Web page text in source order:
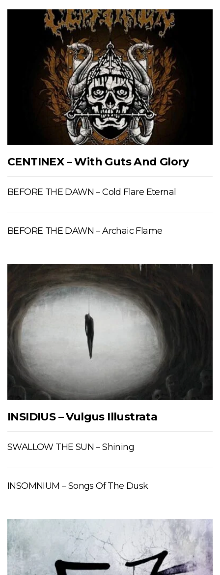
CENTINEX – With Guts And Glory
BEFORE THE DAWN – Cold Flare Eternal
BEFORE THE DAWN – Archaic Flame
INSIDIUS – Vulgus Illustrata
SWALLOW THE SUN – Shining
INSOMNIUM – Songs Of The Dusk